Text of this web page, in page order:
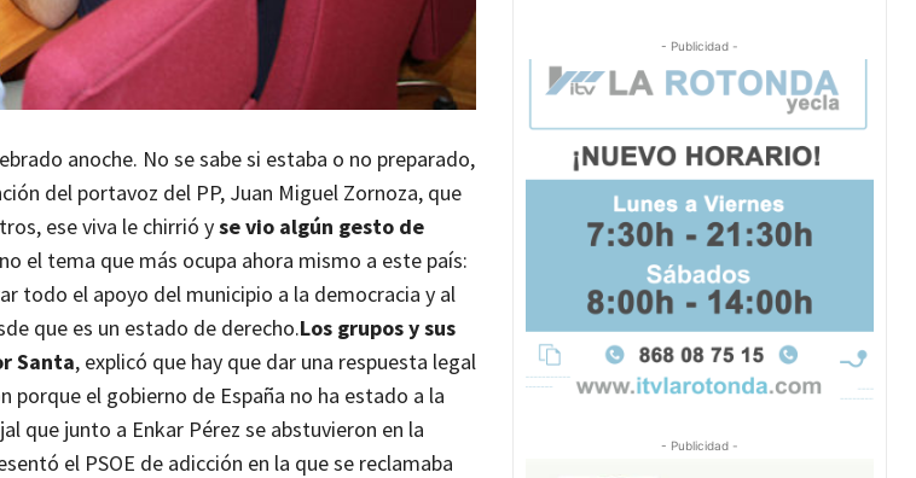
anoche. No se sabe si estaba o no preparado,
del portavoz del PP, Juan Miguel Zornoza, que
ese viva le chirrió yse vio algún gesto de
el tema que más ocupa ahora mismo a este país:
todo el apoyo del municipio a la democracia y al
que es un estado de derecho.Los grupos y sus
Santa, explicó que hay que dar una respuesta legal
porque el gobierno de España no ha estado a la
que junto a Enkar Pérez se abstuvieron en la
el PSOE de adicción en la que se reclamaba
- Publicidad -
- Publicidad -